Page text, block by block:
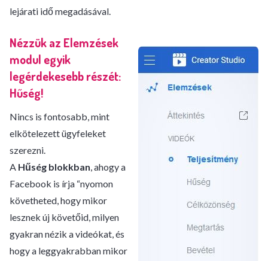
lejárati idő megadásával.
Nézzük az Elemzések
modul egyik
legérdekesebb részét:
Hűség!
Nincs is fontosabb, mint
elkötelezett ügyfeleket
szerezni.
A Hűség blokkban, ahogy a
Facebook is írja “nyomon
követheted, hogy mikor
lesznek új követőid, milyen
gyakran nézik a videókat, és
hogy a leggyakrabban mikor